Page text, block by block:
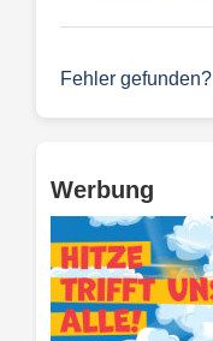
Fehler gefunden?
Werbung